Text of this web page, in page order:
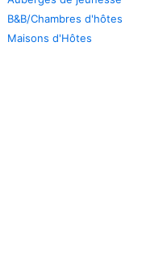
B&B/Chambres d'hôtes
Maisons d'Hôtes